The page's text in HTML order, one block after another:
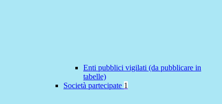
Enti pubblici vigilati (da pubblicare in
tabelle)
Società partecipate 1